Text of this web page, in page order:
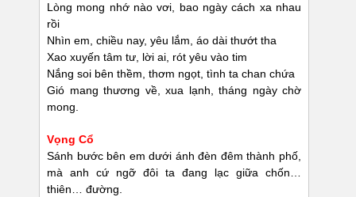
Lòng mong nhớ nào vơi, bao ngày cách xa nhau
rồi
Nhìn em, chiều nay, yêu lắm, áo dài thướt tha
Xao xuyến tâm tư, lời ai, rót yêu vào tim
Nắng soi bên thềm, thơm ngọt, tình ta chan chứa
Gió mang thương về, xua lạnh, tháng ngày chờ
mong.
Vọng Cổ
Sánh bước bên em dưới ánh đèn đêm thành phố,
mà anh cứ ngỡ đôi ta đang lạc giữa chốn…
thiên… đường.